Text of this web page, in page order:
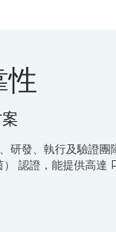
性
研發、執行及驗證
認證，能提供高達